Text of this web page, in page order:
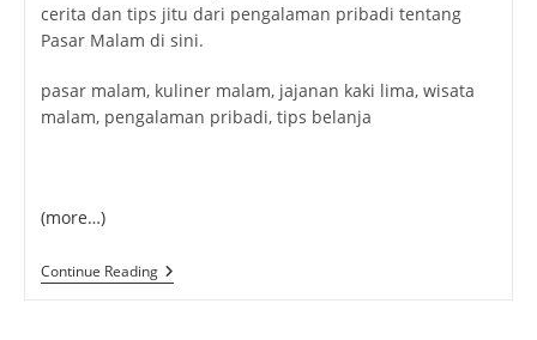
cerita dan tips jitu dari pengalaman pribadi tentang
Pasar Malam di sini.
pasar malam, kuliner malam, jajanan kaki lima, wisata
malam, pengalaman pribadi, tips belanja
(more…)
Continue ReadingPasar
Malam: